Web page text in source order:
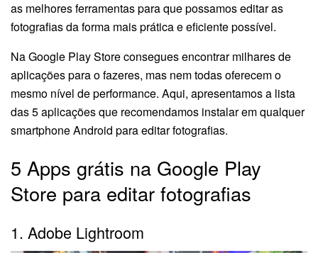
as melhores ferramentas para que possamos editar as
fotografias da forma mais prática e eficiente possível.
Na Google Play Store consegues encontrar milhares de
aplicações para o fazeres, mas nem todas oferecem o
mesmo nível de performance. Aqui, apresentamos a lista
das 5 aplicações que recomendamos instalar em qualquer
smartphone Android para editar fotografias.
5 Apps grátis na Google Play
Store para editar fotografias
1. Adobe Lightroom